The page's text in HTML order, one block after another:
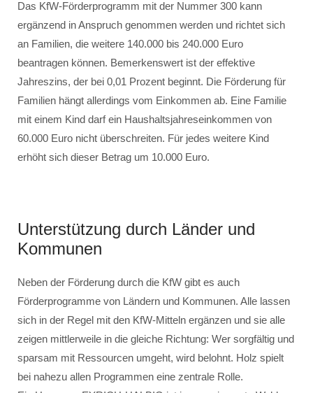
Das KfW-Förderprogramm mit der Nummer 300 kann
ergänzend in Anspruch genommen werden und richtet sich
an Familien, die weitere 140.000 bis 240.000 Euro
beantragen können. Bemerkenswert ist der effektive
Jahreszins, der bei 0,01 Prozent beginnt. Die Förderung für
Familien hängt allerdings vom Einkommen ab. Eine Familie
mit einem Kind darf ein Haushaltsjahreseinkommen von
60.000 Euro nicht überschreiten. Für jedes weitere Kind
erhöht sich dieser Betrag um 10.000 Euro.
Unterstützung durch Länder und
Kommunen
Neben der Förderung durch die KfW gibt es auch
Förderprogramme von Ländern und Kommunen. Alle lassen
sich in der Regel mit den KfW-Mitteln ergänzen und sie alle
zeigen mittlerweile in die gleiche Richtung: Wer sorgfältig und
sparsam mit Ressourcen umgeht, wird belohnt. Holz spielt
bei nahezu allen Programmen eine zentrale Rolle.